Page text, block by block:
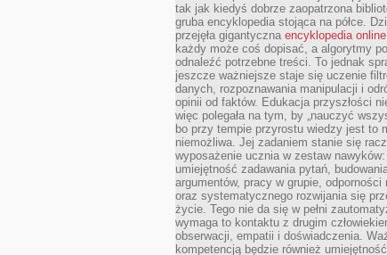
tak jak kiedyś dobrze zaopatrzona
gruba encyklopedia stojąca na półce.
przejęła gigantyczna encyklopedia online
każdy może coś dopisać, a algorytmy
odnaleźć potrzebne treści. To jednak
jeszcze ważniejsze staje się uczenie
danych, rozpoznawania manipulacji i
opinii od faktów. Edukacja przyszłości
więc polegała na tym, by „nauczyć
bo przy tempie przyrostu wiedzy jest to
niemożliwa. Jej zadaniem stanie się
wyposażenie ucznia w zestaw nawyków:
umiejętność zadawania pytań,
argumentów, pracy w grupie, odporności
oraz systematycznego rozwijania się
życie. Tego nie da się w pełni
wymaga to kontaktu z drugim
obserwacji, empatii i doświadczenia.
kompetencją będzie również umiejętność